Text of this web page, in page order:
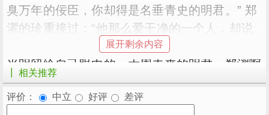
臭万年的佞臣，你却得是名垂青史的明君。” 郑
濯的珍重接过：“他那么爱干净的一个人，却说
无所谓千夫所指，遗臭万年，只为把熠熠濯濯的
光明留给自己眼中的，大周未来的明君。郑濯啊
郑濯，你要对得起。” 在最后事态发展逃离预想
又果断对陆时卿做出的另一番托付：“殿下说，
展开剩余内容
┃ 相关推荐
评价： 中立 好评 差评